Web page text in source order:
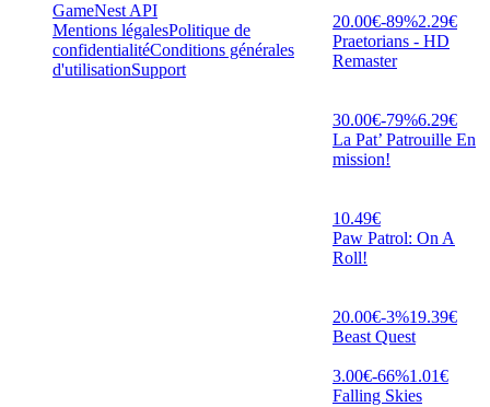
GameNest API
Mentions légalesPolitique de
confidentialitéConditions générales
d'utilisationSupport
20.00€-89%2.29€
Praetorians - HD
Remaster
30.00€-79%6.29€
La Pat’ Patrouille En
mission!
10.49€
Paw Patrol: On A
Roll!
20.00€-3%19.39€
Beast Quest
3.00€-66%1.01€
Falling Skies